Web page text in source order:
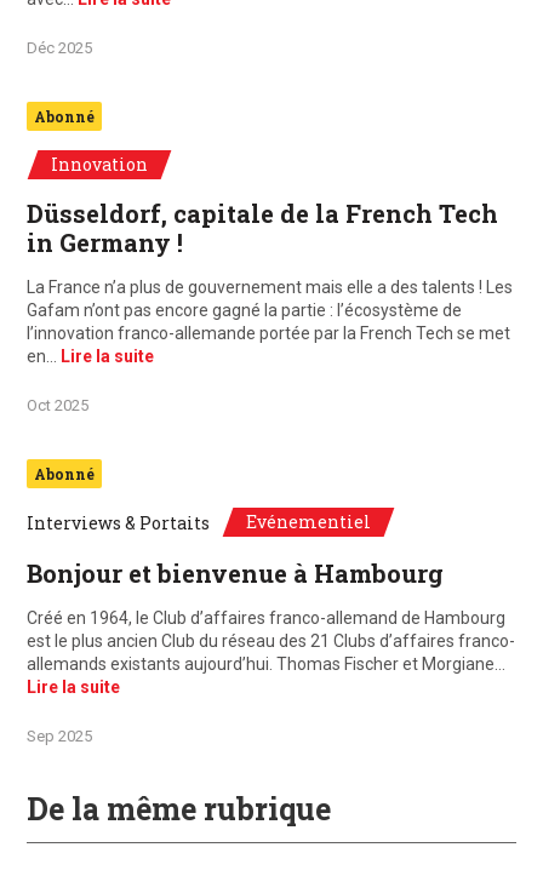
Déc 2025
Abonné
Innovation
Düsseldorf, capitale de la French Tech
in Germany !
La France n’a plus de gouvernement mais elle a des talents ! Les
Gafam n’ont pas encore gagné la partie : l’écosystème de
l’innovation franco-allemande portée par la French Tech se met
en…
Lire la suite
Oct 2025
Abonné
Interviews & Portaits Evénementiel
Bonjour et bienvenue à Hambourg
Créé en 1964, le Club d’affaires franco-allemand de Hambourg
est le plus ancien Club du réseau des 21 Clubs d’affaires franco-
allemands existants aujourd’hui. Thomas Fischer et Morgiane…
Lire la suite
Sep 2025
De la même rubrique